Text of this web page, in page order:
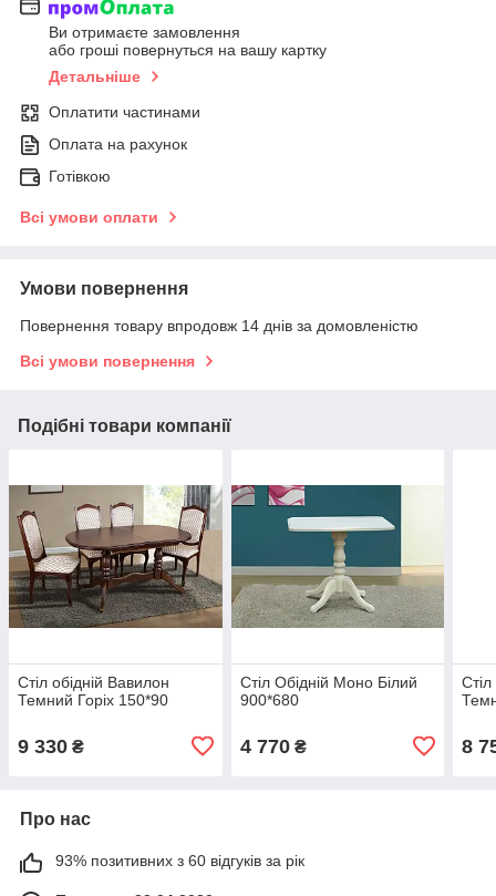
Ви отримаєте замовлення
або гроші повернуться на вашу картку
Детальніше
Оплатити частинами
Оплата на рахунок
Готівкою
Всі умови оплати
Умови повернення
Повернення товару впродовж 14 днів за домовленістю
Всі умови повернення
Подібні товари компанії
Стіл обідній Вавилон
Темний Горіх 150*90
9 330 ₴
Стіл Обідній Моно Білий
900*680
4 770₴ 8
Про нас
93% позитивних з 60 відгуків за рік